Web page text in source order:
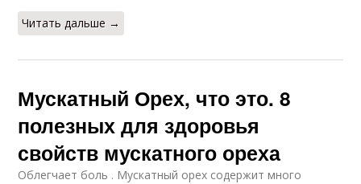
Читать дальше →
Мускатный Орех, что это. 8
полезных для здоровья
свойств мускатного ореха
Облегчает боль . Мускатный орех содержит много